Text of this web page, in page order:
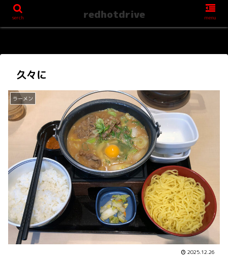
久々に
ラーメン
2025.12.26
serch redhotdrive menu